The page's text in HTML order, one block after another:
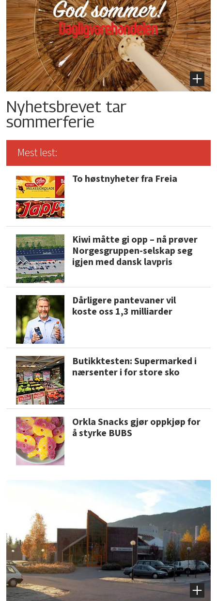
Nyhetsbrevet tar
sommerferie
Mest lest:
To høstnyheter fra Freia
Kiwi måtte gi opp – nå prøver
Norgesgruppen-selskap seg
igjen med dansk lavpris
Dårligere pantevaner vil
koste oss 1,3 milliarder
Butikktesten: Supermarked i
nærsenter i for store sko
Orkla Snacks gjør oppkjøp for
å styrke BUBS